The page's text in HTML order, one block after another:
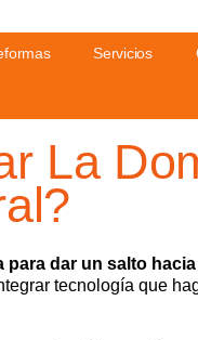
Servicios
La
dar un salto
tecnología que